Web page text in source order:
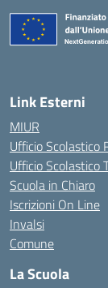
Link Esterni
MIUR
Ufficio Scolastico
Ufficio Scolastico
Scuola in Chiaro
Iscrizioni On Line
Invalsi
Comune
La Scuola